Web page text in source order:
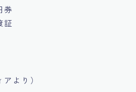
券
証
より）